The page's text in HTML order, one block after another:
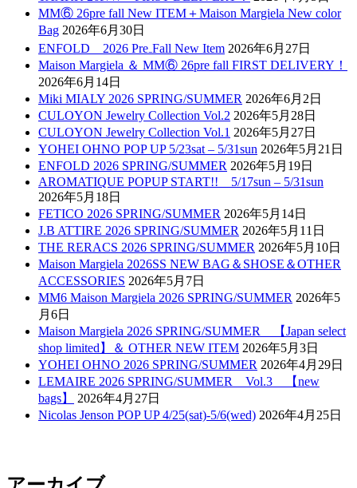
MM⑥ 26pre fall New ITEM＋Maison Margiela New color
Bag 2026年6月30日
ENFOLD 2026 Pre₋Fall New Item 2026年6月27日
Maison Margiela ＆ MM⑥ 26pre fall FIRST DELIVERY！
2026年6月14日
Miki MIALY 2026 SPRING/SUMMER 2026年6月2日
CULOYON Jewelry Collection Vol.2 2026年5月28日
CULOYON Jewelry Collection Vol.1 2026年5月27日
YOHEI OHNO POP UP 5/23sat – 5/31sun 2026年5月21日
ENFOLD 2026 SPRING/SUMMER 2026年5月19日
AROMATIQUE POPUP START!! 5/17sun – 5/31sun
2026年5月18日
FETICO 2026 SPRING/SUMMER 2026年5月14日
J.B ATTIRE 2026 SPRING/SUMMER 2026年5月11日
THE RERACS 2026 SPRING/SUMMER 2026年5月10日
Maison Margiela 2026SS NEW BAG＆SHOSE＆OTHER
ACCESSORIES 2026年5月7日
MM6 Maison Margiela 2026 SPRING/SUMMER 2026年5
月6日
Maison Margiela 2026 SPRING/SUMMER 【Japan select
shop limited】＆ OTHER NEW ITEM 2026年5月3日
YOHEI OHNO 2026 SPRING/SUMMER 2026年4月29日
LEMAIRE 2026 SPRING/SUMMER Vol.3 【new
bags】
2026年4月27日
Nicolas Jenson POP UP 4/25(sat)-5/6(wed) 2026年4月25日